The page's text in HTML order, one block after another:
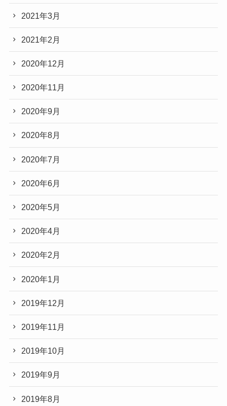
2021年3月
2021年2月
2020年12月
2020年11月
2020年9月
2020年8月
2020年7月
2020年6月
2020年5月
2020年4月
2020年2月
2020年1月
2019年12月
2019年11月
2019年10月
2019年9月
2019年8月